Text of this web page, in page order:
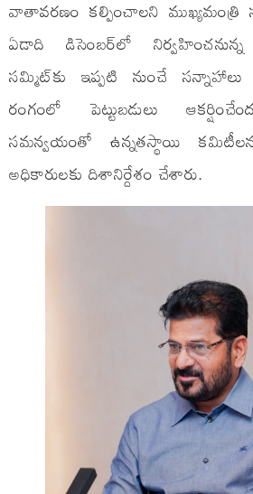
వాతావరణం కల్పించాలని
ఏడాది డిసెంబర్‌లో నిర్వహించనున్న
సమ్మిట్‌కు ఇప్పటి నుంచే
రంగంలో పెట్టుబడులు
సమన్వయంతో ఉన్నతస్థాయి
అధికారులకు దిశానిర్దేశం చేశారు.